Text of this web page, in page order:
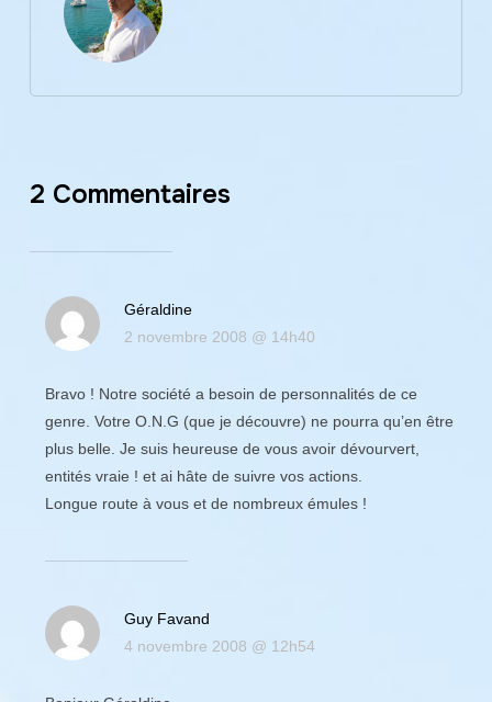
2 Commentaires
Géraldine
2 novembre 2008 @ 14h40
Bravo ! Notre société a besoin de personnalités de ce
genre. Votre O.N.G (que je découvre) ne pourra qu’en être
plus belle. Je suis heureuse de vous avoir dévourvert,
entités vraie ! et ai hâte de suivre vos actions.
Longue route à vous et de nombreux émules !
Guy Favand
4 novembre 2008 @ 12h54